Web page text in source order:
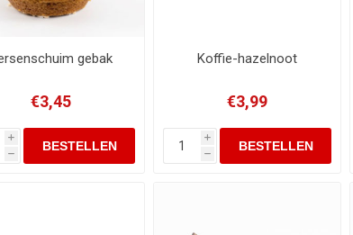
gebak
€3,45
i
h
Koffie-hazelnoot
€3,99
i
h